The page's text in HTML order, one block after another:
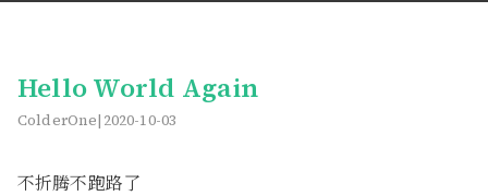
Hello World Again
ColderOne 2020-10-03
不折腾不跑路了